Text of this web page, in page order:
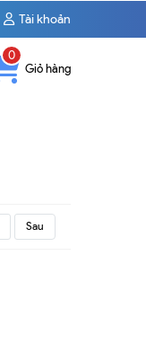
Tài khoản
0
Giỏ hàng
Sau